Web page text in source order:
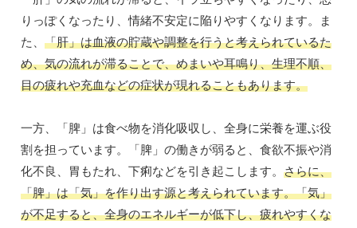
りっぽくなったり、情緒不安定に陥りやすくなります。ま
た、 「肝」は血液の貯蔵や調整を行うと考えられているた
め、気の流れが滞ることで、めまいや耳鳴り、生理不順、
目の疲れや充血などの症状が現れることもあります。
一方、「脾」は食べ物を消化吸収し、全身に栄養を運ぶ役
割を担っています。「脾」の働きが弱ると、食欲不振や消
化不良、胃もたれ、下痢などを引き起こします。 さらに、
「脾」は「気」を作り出す源と考えられています。「気」
が不足すると、全身のエネルギーが低下し、疲れやすくな